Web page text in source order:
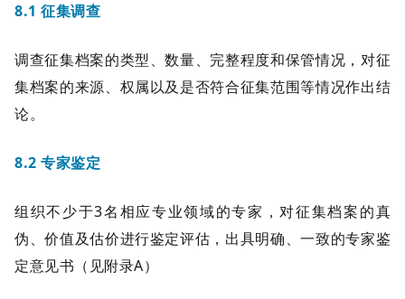
8.1 征集调查
调查征集档案的类型、数量、完整程度和保管情况，对征
集档案的来源、权属以及是否符合征集范围等情况作出结
论。
8.2 专家鉴定
组织不少于3名相应专业领域的专家，对征集档案的真
伪、价值及估价进行鉴定评估，出具明确、一致的专家鉴
定意见书（见附录A）